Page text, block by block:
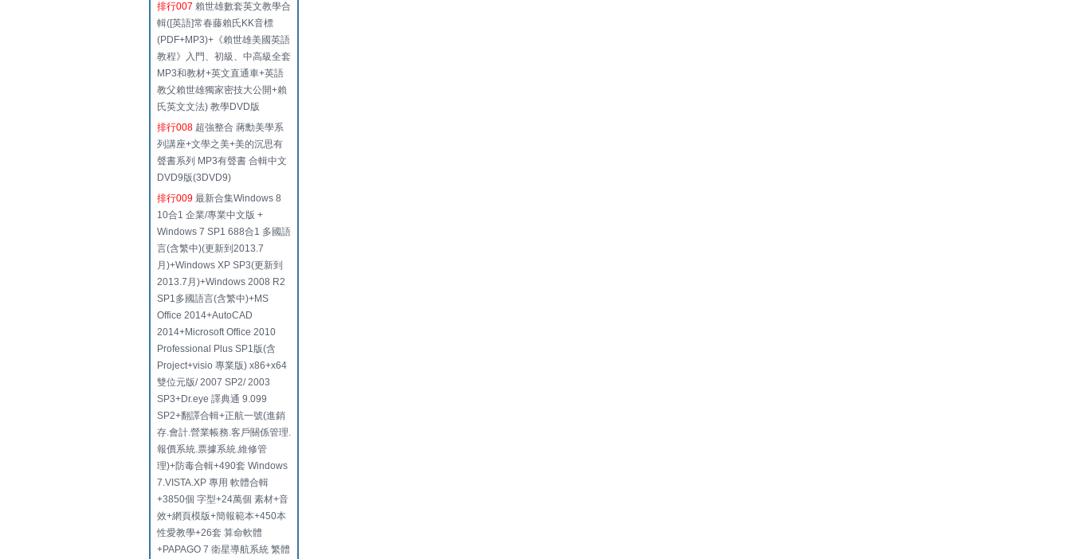
排行007 賴世雄數套英文教學合
輯([英語]常春藤賴氏KK音標
(PDF+MP3)+《賴世雄美國英語
教程》入門、初級、中高級全套
MP3和教材+英文直通車+英語
教父賴世雄獨家密技大公開+賴
氏英文文法) 教學DVD版
排行008 超強整合 蔣勳美學系
列講座+文學之美+美的沉思有
聲書系列 MP3有聲書 合輯中文
DVD9版(3DVD9)
排行009 最新合集Windows 8
10合1 企業/專業中文版 +
Windows 7 SP1 688合1 多國語
言(含繁中)(更新到2013.7
月)+Windows XP SP3(更新到
2013.7月)+Windows 2008 R2
SP1多國語言(含繁中)+MS
Office 2014+AutoCAD
2014+Microsoft Office 2010
Professional Plus SP1版(含
Project+visio 專業版) x86+x64
雙位元版/ 2007 SP2/ 2003
SP3+Dr.eye 譯典通 9.099
SP2+翻譯合輯+正航一號(進銷
存.會計.營業帳務.客戶關係管理.
報價系統.票據系統.維修管
理)+防毒合輯+490套 Windows
7.VISTA.XP 專用 軟體合輯
+3850個 字型+24萬個 素材+音
效+網頁模版+簡報範本+450本
性愛教學+26套 算命軟體
+PAPAGO 7 衛星導航系統 繁體